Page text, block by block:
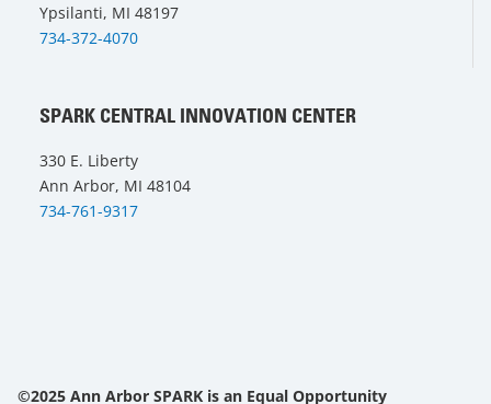
Ypsilanti, MI 48197
734-372-4070
SPARK CENTRAL INNOVATION CENTER
330 E. Liberty
Ann Arbor, MI 48104
734-761-9317
©2025 Ann Arbor SPARK is an Equal Opportunity